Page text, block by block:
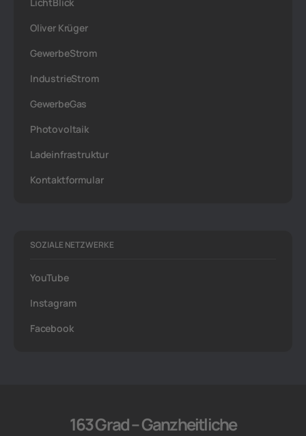
Oliver Krüger
GewerbeStrom
IndustrieStrom
GewerbeGas
Photovoltaik
Ladeinfrastruktur
Kontaktformular
SOZIALE NETZWERKE
YouTube
Instagram
Facebook
163 Grad – Ganzheitliche